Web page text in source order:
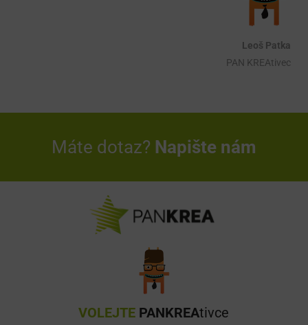
Leoš Patka
PAN KREAtivec
Máte dotaz? Napište nám
VOLEJTE PANKREAtivce